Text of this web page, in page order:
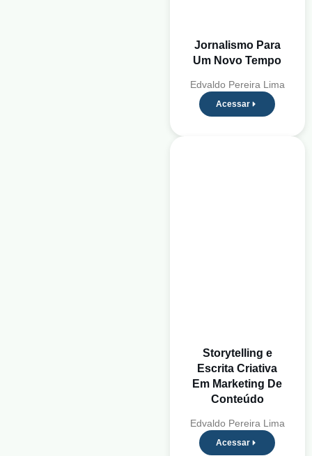
Jornalismo Para
Um Novo Tempo
Edvaldo Pereira Lima
Acessar
Storytelling e
Escrita Criativa
Em Marketing De
Conteúdo
Edvaldo Pereira Lima
Acessar